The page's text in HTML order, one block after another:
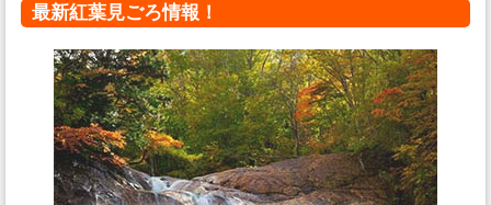
最新紅葉見ごろ情報！